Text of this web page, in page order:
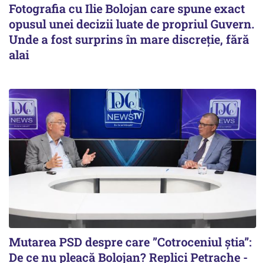
Fotografia cu Ilie Bolojan care spune exact
opusul unei decizii luate de propriul Guvern.
Unde a fost surprins în mare discreție, fără
alai
Mutarea PSD despre care ”Cotroceniul știa”:
De ce nu pleacă Bolojan? Replici Petrache -